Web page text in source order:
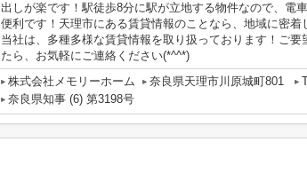
出しが楽です！駅徒歩8分に駅が立地する物件なので、電
便利です！天理市にある賃貸情報のことなら、地域に密着
当社は、多種多様な賃貸情報を取り扱っております！ご要
たら、お気軽にご連絡ください(*^^*)
株式会社メモリーホーム 奈良県天理市川原城町801
奈良県知事 (6) 第3198号